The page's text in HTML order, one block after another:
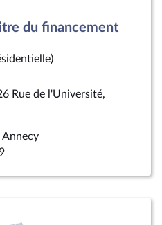
du financement
Rue de l'Université,
Annecy